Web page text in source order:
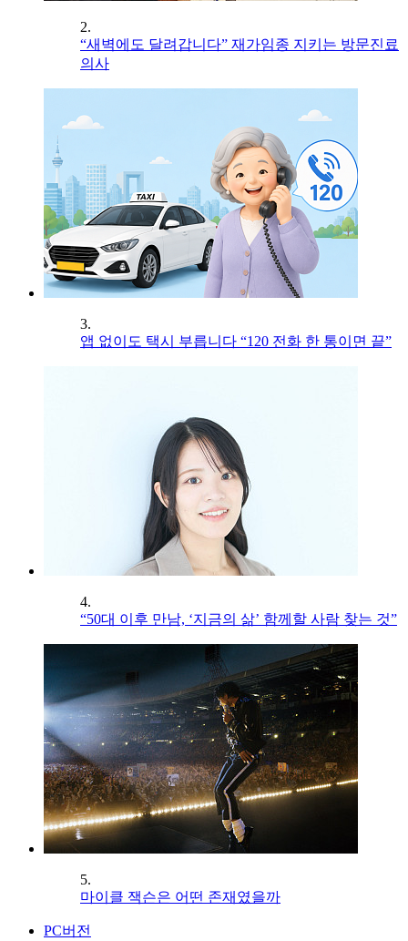
2.
“새벽에도 달려갑니다” 재가임종 지키는 방문진료
의사
3.
앱 없이도 택시 부릅니다 “120 전화 한 통이면 끝”
4.
“50대 이후 만남, ‘지금의 삶’ 함께할 사람 찾는 것”
5.
마이클 잭슨은 어떤 존재였을까
PC버전